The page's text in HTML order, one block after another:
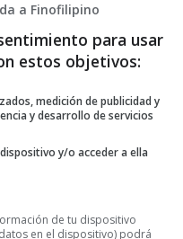
a Finofilipino
para usar
estos objetivos:
medición de publicidad y
y desarrollo de servicios
y/o acceder a ella
de tu dispositivo
en el dispositivo) podrá